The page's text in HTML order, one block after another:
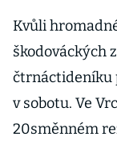
Kvůli
škodováckých
čtrnáctideníku
v sobotu. Ve
20směnném